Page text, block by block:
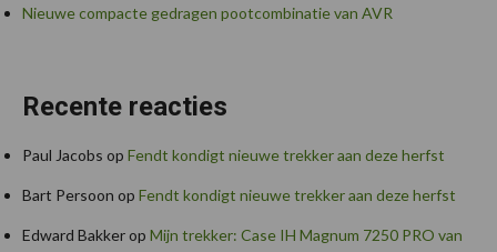
Nieuwe compacte gedragen pootcombinatie van AVR
Recente reacties
Paul Jacobs op Fendt kondigt nieuwe trekker aan deze herfst
Bart Persoon op Fendt kondigt nieuwe trekker aan deze herfst
Edward Bakkerop Mijn trekker: Case IH Magnum 7250 PRO van